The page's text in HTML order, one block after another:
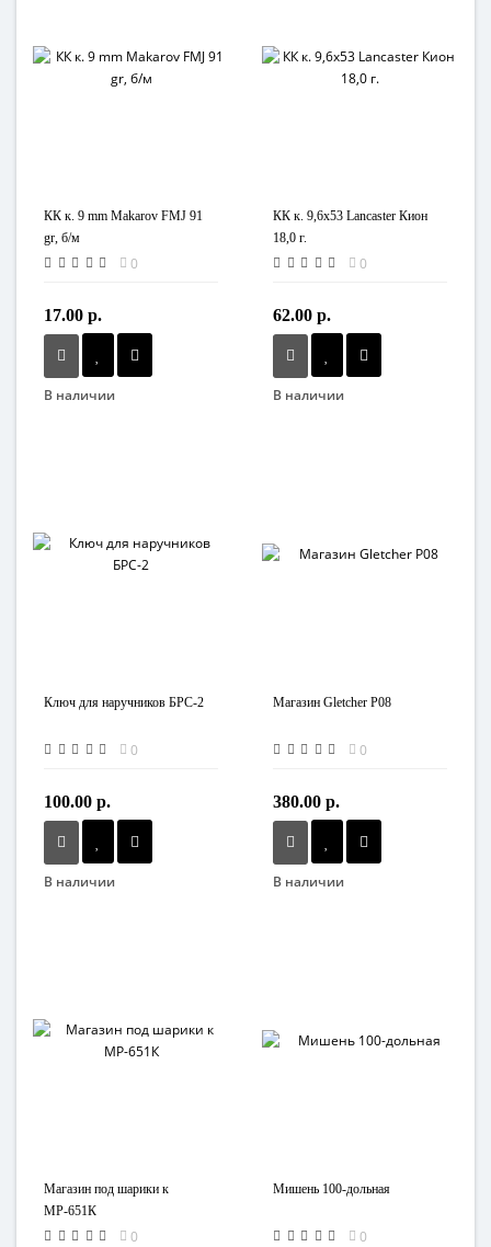
КК к. 9 mm Makarov FMJ 91
gr, б/м
0
17.00 р.
В наличии
КК к. 9,6х53 Lancaster Кион
18,0 г.
0
62.00 р.
В наличии
Ключ для наручников БРС-2
0
100.00 р.
В наличии
Магазин Gletcher P08
0
380.00 р.
В наличии
Магазин под шарики к
МР-651К
0
Мишень 100-дольная
0